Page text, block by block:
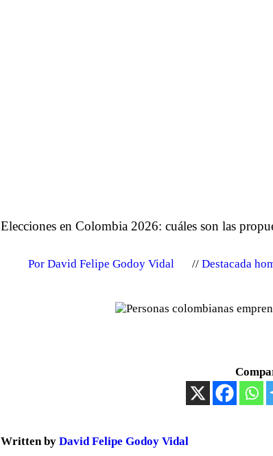
Elecciones en Colombia 2026: cuáles son las
Por David Felipe Godoy Vidal Destacada
Written by David Felipe Godoy Vidal